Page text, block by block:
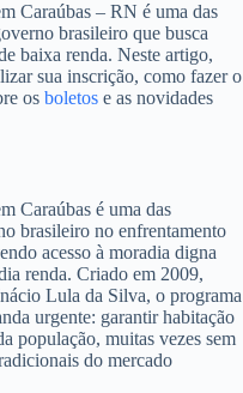
Caraúbas – RN é uma das
brasileiro que busca
baixa renda. Neste artigo,
sua inscrição, como fazer o
os boletos e as novidades
Caraúbas é uma das
brasileiro no enfrentamento
acesso à moradia digna
renda. Criado em 2009,
Lula da Silva, o programa
urgente: garantir habitação
população, muitas vezes sem
do mercado